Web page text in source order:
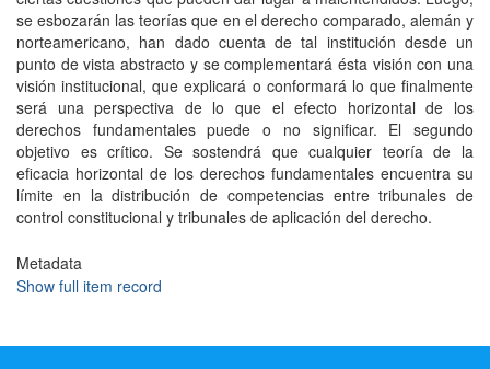
se esbozarán las teorías que en el derecho comparado, alemán y
norteamericano, han dado cuenta de tal institución desde un
punto de vista abstracto y se complementará ésta visión con una
visión institucional, que explicará o conformará lo que finalmente
será una perspectiva de lo que el efecto horizontal de los
derechos fundamentales puede o no significar. El segundo
objetivo es crítico. Se sostendrá que cualquier teoría de la
eficacia horizontal de los derechos fundamentales encuentra su
límite en la distribución de competencias entre tribunales de
control constitucional y tribunales de aplicación del derecho.
Metadata
Show full item record